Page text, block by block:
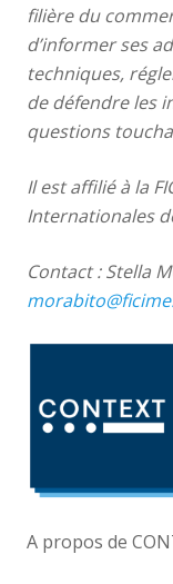
filière du
d’informer ses
techniques,
de défendre les
questions
Il est affilié à la
Internationales
Contact : Stella
A propos de